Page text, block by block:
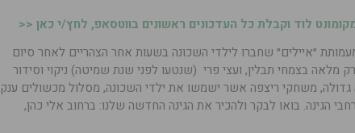
לוד וקבלת כל העדכונים ראשונים בווטסאפ, לחץ/י כאן <<
״איילים״ שחברו לילדי השכונה בשעות אחר הצהריים לאחר סיום
מלאה בצמחי תבלין, ועצי פרי (שנטעו לפני שנת שמיטה) ניקוי וסידור
גדולה, משחקי ריצפה אשר ישמשו את ילדי השכונה, מסלול מכשולים ענק
הגינה. בואו לבקר ולהכיר את הגינה החדשה שלנו: ברחוב אלי כהן,